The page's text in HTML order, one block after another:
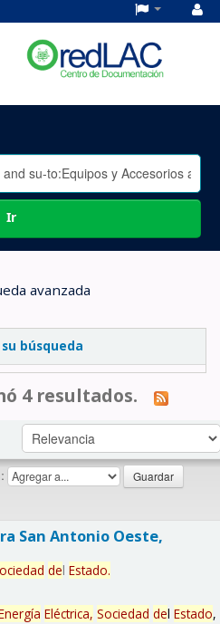
Ir
avanzada
búsqueda
4 resultados.
San Antonio Oeste,
del Estado.
Eléctrica, Sociedad del Estado,